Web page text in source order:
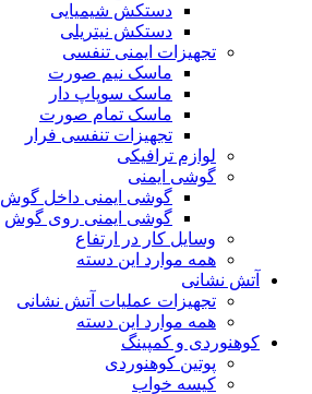
دستکش شیمیایی
دستکش نیتریلی
تجهیزات ایمنی تنفسی
ماسک نیم صورت
ماسک سوپاپ دار
ماسک تمام صورت
تجهیزات تنفسی فرار
لوازم ترافیکی
گوشی ایمنی
گوشی ایمنی داخل گوش
گوشی ایمنی روی گوش
وسایل کار در ارتفاع
همه موارد این دسته
آتش نشانی
تجهیزات عملیات آتش نشانی
همه موارد این دسته
کوهنوردی و کمپینگ
پوتین کوهنوردی
کیسه خواب